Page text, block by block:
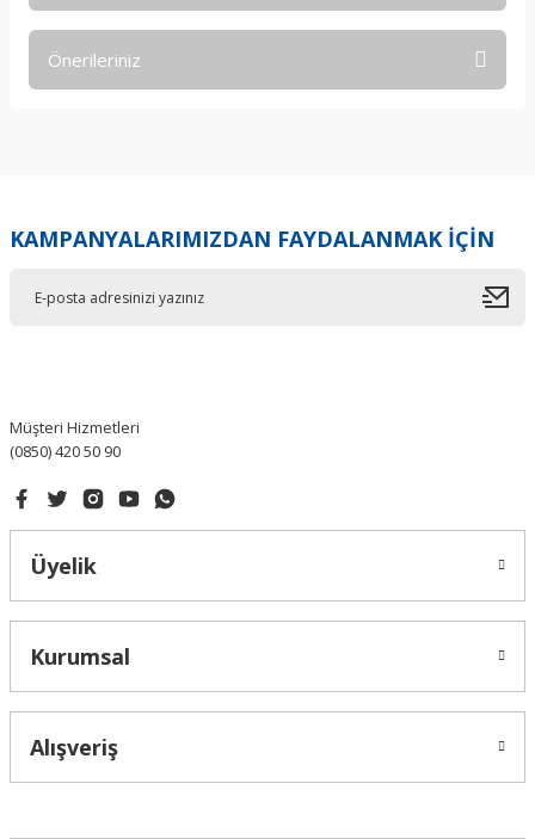
Önerileriniz
Ürün resmi kalitesiz, bozuk veya görüntülenemiyor.
KAMPANYALARIMIZDAN FAYDALANMAK İÇİN
Müşteri Hizmetleri
(0850) 420 50 90
Üyelik
Kurumsal
Alışveriş